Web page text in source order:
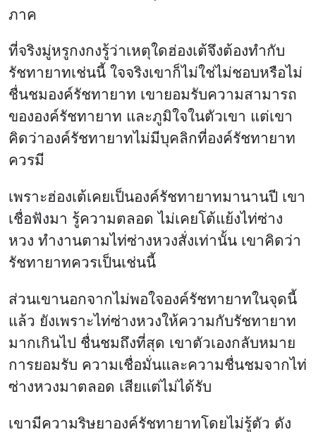
ภาค
ที่จริงมู่หรูกงกงรู้ว่าเหตุใดฮ่องเต้จึงต้องทำกับ
รัชทายาทเช่นนี้ ใจจริงเขาก็ไม่ใช่ไม่ชอบหรือไม่
ชื่นชมองค์รัชทายาท เขายอมรับความสามารถ
ขององค์รัชทายาท และภูมิใจในตัวเขา แต่เขา
คิดว่าองค์รัชทายาทไม่มีบุคลิกที่องค์รัชทายาท
ควรมี
เพราะฮ่องเต้เคยเป็นองค์รัชทายาทมานานปี เขา
เชื่อฟังมา รู้ความตลอด ไม่เคยโต้แย้งไท่ซ่าง
หวง ทำงานตามไท่ซ่างหวงสั่งเท่านั้น เขาคิดว่า
รัชทายาทควรเป็นเช่นนี้
ส่วนเขานอกจากไม่พอใจองค์รัชทายาทในจุดนี้
แล้ว ยังเพราะไท่ซ่างหวงให้ความกับรัชทายาท
มากเกินไป ชื่นชมถึงที่สุด เขาตัวเองกลับหมาย
การยอมรับ ความเชื่อมั่นและความชื่นชมจากไท่
ซ่างหวงมาตลอด เสียแต่ไม่ได้รับ
เขามีความริษยาองค์รัชทายาทโดยไม่รู้ตัว ดัง